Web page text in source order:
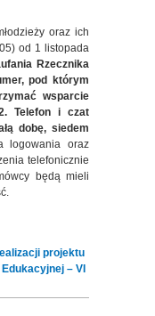
oraz ich
od 1 listopada
Rzecznika
pod którym
wsparcie
Telefon i czat
dobę, siedem
logowania oraz
telefonicznie
będą mieli
projektu
– VI